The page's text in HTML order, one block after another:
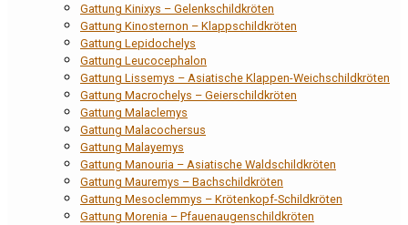
Gattung Kinixys – Gelenkschildkröten
Gattung Kinosternon – Klappschildkröten
Gattung Lepidochelys
Gattung Leucocephalon
Gattung Lissemys – Asiatische Klappen-Weichschildkröten
Gattung Macrochelys – Geierschildkröten
Gattung Malaclemys
Gattung Malacochersus
Gattung Malayemys
Gattung Manouria – Asiatische Waldschildkröten
Gattung Mauremys – Bachschildkröten
Gattung Mesoclemmys – Krötenkopf-Schildkröten
Gattung Morenia – Pfauenaugenschildkröten